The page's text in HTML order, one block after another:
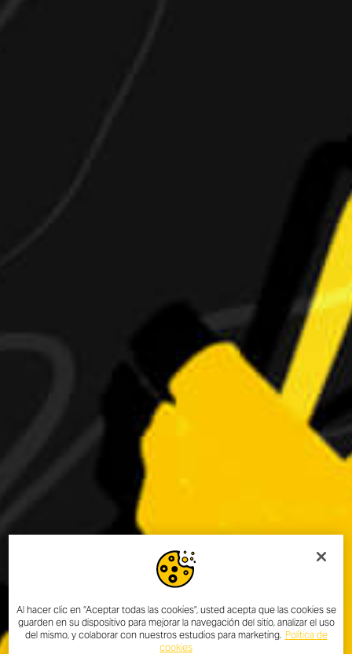
Al hacer clic en “Aceptar todas las cookies”, usted acepta que las cookies se
guarden en su dispositivo para mejorar la navegación del sitio, analizar el uso
del mismo, y colaborar con nuestros estudios para marketing. Política de
cookies